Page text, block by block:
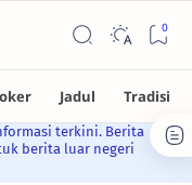
terkini. Berita
berita luar negeri